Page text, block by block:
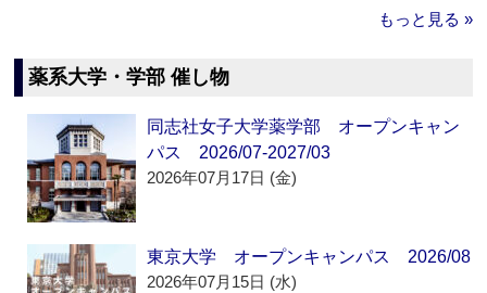
もっと見る »
薬系大学・学部 催し物
同志社女子大学薬学部 オープンキャン
パス 2026/07-2027/03
2026年07月17日 (金)
東京大学 オープンキャンパス 2026/08
2026年07月15日 (水)